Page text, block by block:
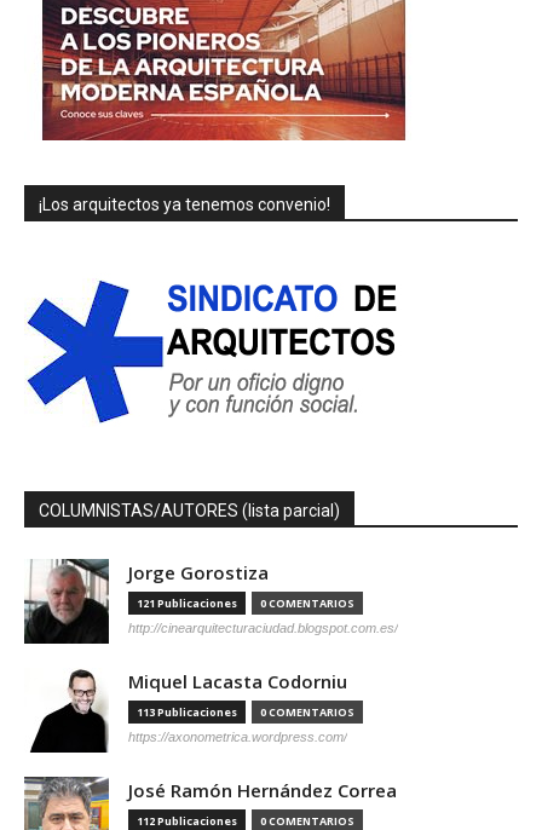
¡Los arquitectos ya tenemos convenio!
COLUMNISTAS/AUTORES (lista parcial)
Jorge Gorostiza
121 Publicaciones 0 COMENTARIOS
http://cinearquitecturaciudad.blogspot.com.es/
Miquel Lacasta Codorniu
113 Publicaciones 0 COMENTARIOS
https://axonometrica.wordpress.com/
José Ramón Hernández Correa
112 Publicaciones 0 COMENTARIOS